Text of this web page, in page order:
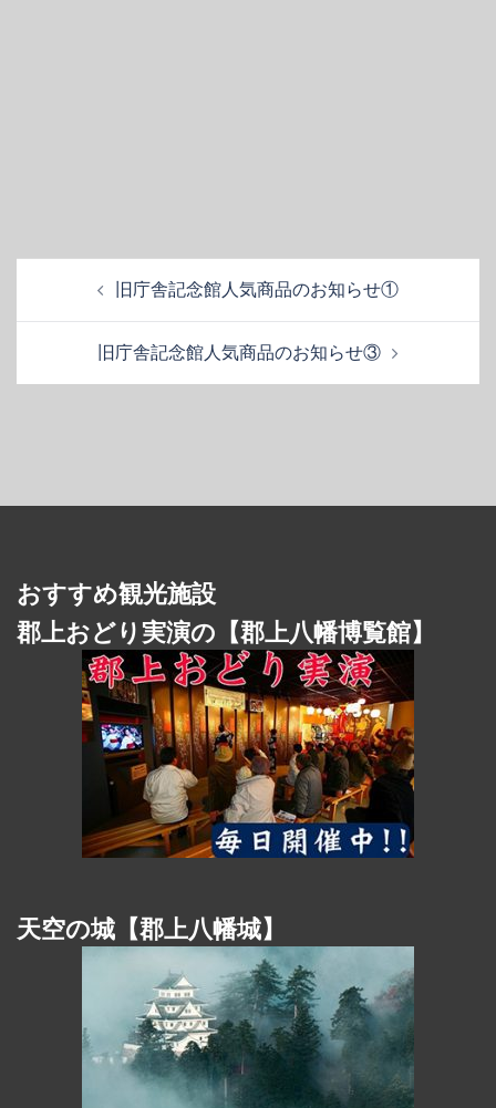
旧庁舎記念館人気商品のお知らせ①
旧庁舎記念館人気商品のお知らせ③
おすすめ観光施設
郡上おどり実演の【郡上八幡博覧館】
天空の城【郡上八幡城】